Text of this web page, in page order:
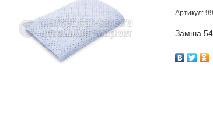
Артикул:
Замша